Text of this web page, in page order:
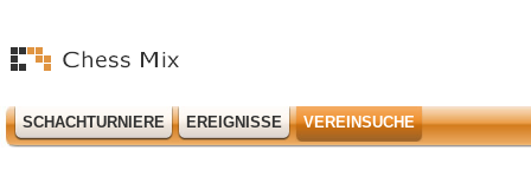
SCHACHTURNIERE EREIGNISSE VEREINSUCHE